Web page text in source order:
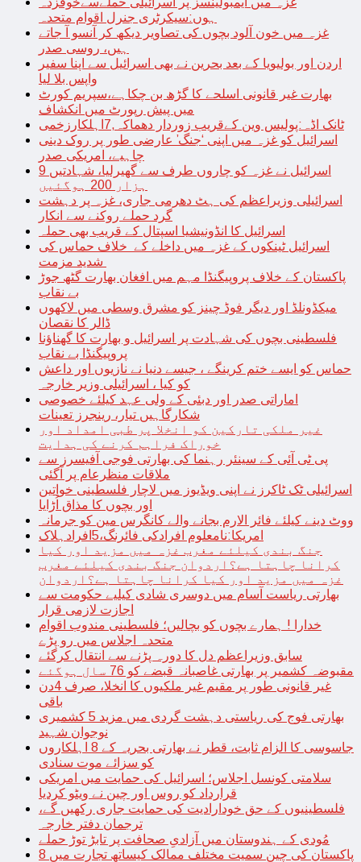
ہوں:سیکرٹری جنرل اقوام متحدہ
غزہ میں خون آلود بچوں کی تصاویر دیکھ کر آنسو آ جاتے
ہیں، روسی صدر
اردن اور بولیویا کے بعد بحرین نے بھی اسرائیل سے اپنا سفیر
واپس بلا لیا
بھارت غیر قانونی اسلحے کا گڑھ بن چکاہے،سپریم کورٹ
میں پیش رپورٹ میں انکشاف
ٹانک اڈہ:پولیس وین کےقریب زوردار دھماکہ,7اہلکارزخمی
اسرائیل کو غزہ میں اپنی ‘جنگ’ عارضی طور پر روک دینی
چاہیے، امریکی صدر
اسرائیل نے غزہ کو چاروں طرف سے گھیرلیا، شہادتیں 9
ہزار 200 ہوگئیں
اسرائیلی وزیراعظم کی ہٹ دھرمی جاری، غزہ پر دہشت
گرد حملے روکنے سے انکار
اسرائیل کا انڈونیشیا اسپتال کے قریب بھی حملہ
اسرائیل ٹینکوں کے غزہ میں داخلے کے خلاف حماس کی
پاکستان کے خلاف پروپیگنڈا مہم میں افغان بھارت گٹھ جوڑ
بے نقاب
میکڈونلڈ اور دیگر فوڈ چینز کو مشرق وسطی میں لاکھوں
ڈالر کا نقصان
فلسطینی بچوں کی شہادت پر اسرائیل و بھارت کا گھناؤنا
پروپیگنڈا بے نقاب
حماس کو ایسے ختم کرینگے ، جیسے دنیا نے نازیوں اور داعش
کو کیا ، اسرائیلی وزیر خارجہ
اماراتی صدر اور دبئی کے ولی عہد کیلئے خصوصی
شکارگاہیں تیار، رینجرز تعینات
غیر ملکی تارکین کو انخلا پر طبی امداد اور
خوراک فراہم کرنے کی ہدایت
پی ٹی آئی کے سینئر رہنما کی بھارتی فوجی آفیسرز سے
ملاقات منظرعام پر آگئی
اسرائیلی ٹک ٹاکرز نے اپنی ویڈیوز میں لاچار فلسطینی خواتین
اور بچوں کا مذاق اُڑایا
ووٹ دینے کیلئے فائر الارم بجانے والے کانگرس مین کو جرمانہ
امریکا:نامعلوم افرادکی فائرنگ،5افرادہلاک
جنگ بندی کیلئے مغرب غزہ میں مزید اور کیا
کرانا چاہتا ہے؟اردوان جنگ بندی کیلئے مغرب
غزہ میں مزید اور کیا کرانا چاہتا ہے؟اردوان
بھارتی ریاست آسام میں دوسری شادی کیلیے حکومت سے
اجازت لازمی قرار
خدارا ! ہمارے بچوں کو بچالیں؛ فلسطینی مندوب اقوام
متحدہ اجلاس میں رو پڑے
سابق وزیراعظم دل کا دورہ پڑنے سے انتقال کرگئے
مقبوضہ کشمیر پر بھارتی غاصبانہ قبضے کو 76 سال ہوگئے
غیر قانونی طور پر مقیم غیر ملکیوں کا انخلا، صرف 4دن
باقی
بھارتی فوج کی ریاستی دہشت گردی میں مزید 5 کشمیری
نوجوان شہید
جاسوسی کا الزام ثابت، قطر نے بھارتی بحریہ کے 8 اہلکاروں
کو سزائے موت سنادی
سلامتی کونسل اجلاس؛ اسرائیل کی حمایت میں امریکی
قرارداد کو روس اور چین نے ویٹو کردیا
فلسطینیوں کے حق خودارادیت کی حمایت جاری رکھیں گے،
ترجمان دفتر خارجہ
مُودی کے ہندوستان میں آزادیِ صحافت پر تابڑ توڑ حملے
پاکستان کی چین سمیت مختلف ممالک کیساتھ تجارت میں 8